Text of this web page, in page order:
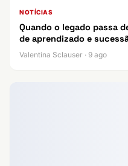
NOTÍCIAS
Quando o legado passa
de aprendizado e
Valentina Sclauser · 9 ago